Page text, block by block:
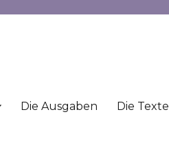
Die Ausgaben Die Texte